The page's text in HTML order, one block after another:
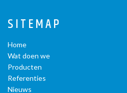
SITEMAP
Home
Wat doen we
Producten
Referenties
Nieuws